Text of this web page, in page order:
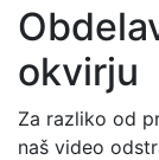
okvirju
Za razliko od
naš video